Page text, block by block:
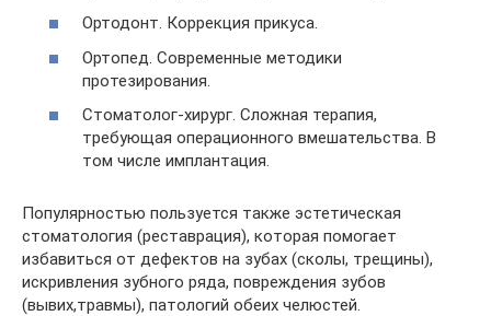
Ортодонт. Коррекция прикуса.
Ортопед. Современные методики
протезирования.
Стоматолог-хирург. Сложная терапия,
требующая операционного вмешательства. В
том числе имплантация.
Популярностью пользуется также эстетическая
стоматология (реставрация), которая помогает
избавиться от дефектов на зубах (сколы, трещины),
искривления зубного ряда, повреждения зубов
(вывих,травмы), патологий обеих челюстей.